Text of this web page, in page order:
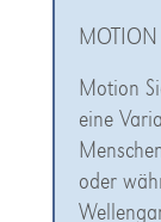
MOTION
Motion
eine
oder